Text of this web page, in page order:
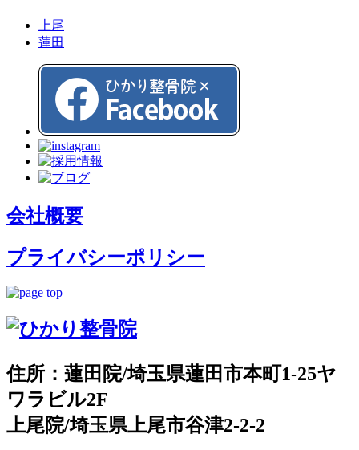
上尾
蓮田
会社概要
プライバシーポリシー
住所：蓮田院/埼玉県蓮田市本町1-25ヤ
ワラビル2F
上尾院/埼玉県上尾市谷津2-2-2